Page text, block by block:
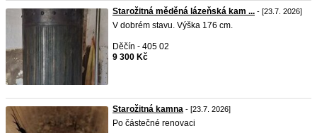
Starožitná měděná lázeňská kam ... - [23.7. 2026]
V dobrém stavu. Výška 176 cm.
Děčín - 405 02
9 300 Kč
Starožitná kamna - [23.7. 2026]
Po částečné renovaci